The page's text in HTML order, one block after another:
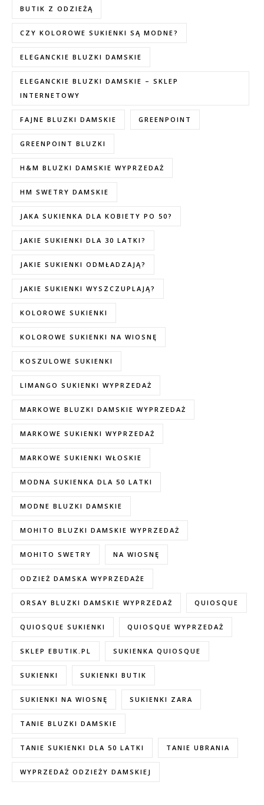
BUTIK Z ODZIEŻĄ
CZY KOLOROWE SUKIENKI SĄ MODNE?
ELEGANCKIE BLUZKI DAMSKIE
ELEGANCKIE BLUZKI DAMSKIE – SKLEP
INTERNETOWY
FAJNE BLUZKI DAMSKIE GREENPOINT
GREENPOINT BLUZKI
H&M BLUZKI DAMSKIE WYPRZEDAŻ
HM SWETRY DAMSKIE
JAKA SUKIENKA DLA KOBIETY PO 50?
JAKIE SUKIENKI DLA 30 LATKI?
JAKIE SUKIENKI ODMŁADZAJĄ?
JAKIE SUKIENKI WYSZCZUPLAJĄ?
KOLOROWE SUKIENKI
KOLOROWE SUKIENKI NA WIOSNĘ
KOSZULOWE SUKIENKI
LIMANGO SUKIENKI WYPRZEDAŻ
MARKOWE BLUZKI DAMSKIE WYPRZEDAŻ
MARKOWE SUKIENKI WYPRZEDAŻ
MARKOWE SUKIENKI WŁOSKIE
MODNA SUKIENKA DLA 50 LATKI
MODNE BLUZKI DAMSKIE
MOHITO BLUZKI DAMSKIE WYPRZEDAŻ
MOHITO SWETRY NA WIOSNĘ
ODZIEŻ DAMSKA WYPRZEDAŻE
ORSAY BLUZKI DAMSKIE WYPRZEDAŻ QUIOSQUE
QUIOSQUE SUKIENKI QUIOSQUE WYPRZEDAŻ
SKLEP EBUTIK.PL SUKIENKA QUIOSQUE
SUKIENKI SUKIENKI BUTIK
SUKIENKI NA WIOSNĘ SUKIENKI ZARA
TANIE BLUZKI DAMSKIE
TANIE SUKIENKI DLA 50 LATKI TANIE UBRANIA
WYPRZEDAŻ ODZIEŻY DAMSKIEJ